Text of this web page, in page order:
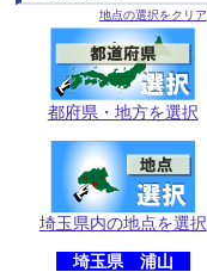
地点の選択をクリア
都府県・地方を選択
埼玉県内の地点を選択
埼玉県 浦山